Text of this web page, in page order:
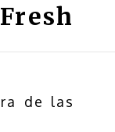
de las